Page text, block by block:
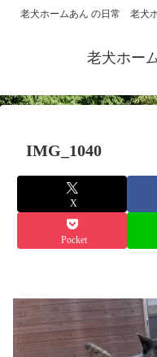
老犬ホームあん の日常 老犬
老犬ホー
IMG_1040
X
Pocket